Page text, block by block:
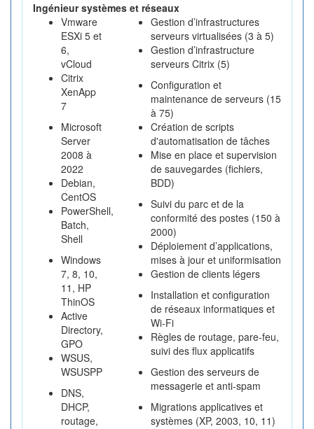
Ingénieur systèmes et réseaux
Vmware
ESXi 5 et
6,
vCloud
Citrix
XenApp
7
Microsoft
Server
2008 à
2022
Debian,
CentOS
PowerShell,
Batch,
Shell
Windows
7, 8, 10,
11, HP
ThinOS
Active
Directory,
GPO
WSUS,
WSUSPP
DNS,
DHCP,
routage,
Gestion d’infrastructures
serveurs virtualisées (3 à 5)
Gestion d’infrastructure
serveurs Citrix (5)
Configuration et
maintenance de serveurs (15
à 75)
Création de scripts
d'automatisation de tâches
Mise en place et supervision
de sauvegardes (fichiers,
BDD)
Suivi du parc et de la
conformité des postes (150 à
2000)
Déploiement d’applications,
mises à jour et uniformisation
Gestion de clients légers
Installation et configuration
de réseaux informatiques et
Wi-Fi
Règles de routage, pare-feu,
suivi des flux applicatifs
Gestion des serveurs de
messagerie et anti-spam
Migrations applicatives et
systèmes (XP, 2003, 10, 11)